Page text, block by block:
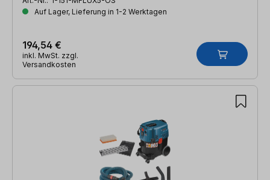
Auf Lager, Lieferung in 1-2 Werktagen
194,54 €
inkl. MwSt. zzgl.
Versandkosten